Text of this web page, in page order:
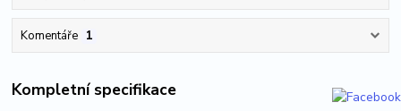
Komentáře 1
Kompletní specifikace